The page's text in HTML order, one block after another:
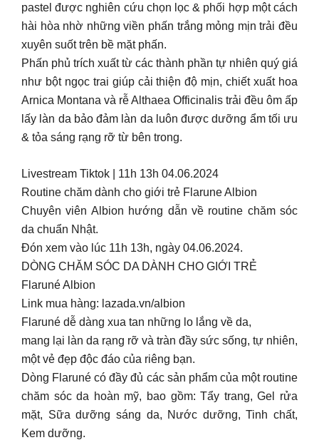
pastel được nghiên cứu chọn lọc & phối hợp một cách
hài hòa nhờ những viền phấn trắng mỏng mịn trải đều
xuyên suốt trên bề mặt phấn.
Phấn phủ trích xuất từ các thành phần tự nhiên quý giá
như bột ngọc trai giúp cải thiện độ mịn, chiết xuất hoa
Arnica Montana và rễ Althaea Officinalis trải đều ôm ấp
lấy làn da bảo đảm làn da luôn được dưỡng ẩm tối ưu
& tỏa sáng rạng rỡ từ bên trong.
Livestream Tiktok | 11h 13h 04.06.2024
Routine chăm dành cho giới trẻ Flarune Albion
Chuyên viên Albion hướng dẫn về routine chăm sóc
da chuẩn Nhật.
Đón xem vào lúc 11h 13h, ngày 04.06.2024.
DÒNG CHĂM SÓC DA DÀNH CHO GIỚI TRẺ
Flaruné Albion
Link mua hàng: lazada.vn/albion
Flaruné dễ dàng xua tan những lo lắng về da,
mang lại làn da rạng rỡ và tràn đầy sức sống, tự nhiên,
một vẻ đẹp độc đáo của riêng bạn.
Dòng Flaruné có đầy đủ các sản phẩm của một routine
chăm sóc da hoàn mỹ, bao gồm: Tẩy trang, Gel rửa
mặt, Sữa dưỡng sáng da, Nước dưỡng, Tinh chất,
Kem dưỡng.